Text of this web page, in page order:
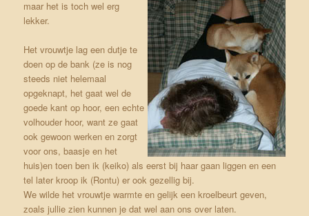
maar het is toch wel erg
lekker.
Het vrouwtje lag een dutje te
doen op de bank (ze is nog
steeds niet helemaal
opgeknapt, het gaat wel de
goede kant op hoor, een echte
volhouder hoor, want ze gaat
ook gewoon werken en zorgt
voor ons, baasje en het
huis)en toen ben ik (keiko) als eerst bij haar gaan liggen en een
tel later kroop ik (Rontu) er ook gezellig bij.
We wilde het vrouwtje warmte en gelijk een kroelbeurt geven,
zoals jullie zien kunnen je dat wel aan ons over laten.